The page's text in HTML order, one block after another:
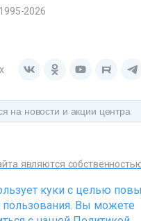
2026
являются
в соответствии со
куки с целью
пользования. Вы можете